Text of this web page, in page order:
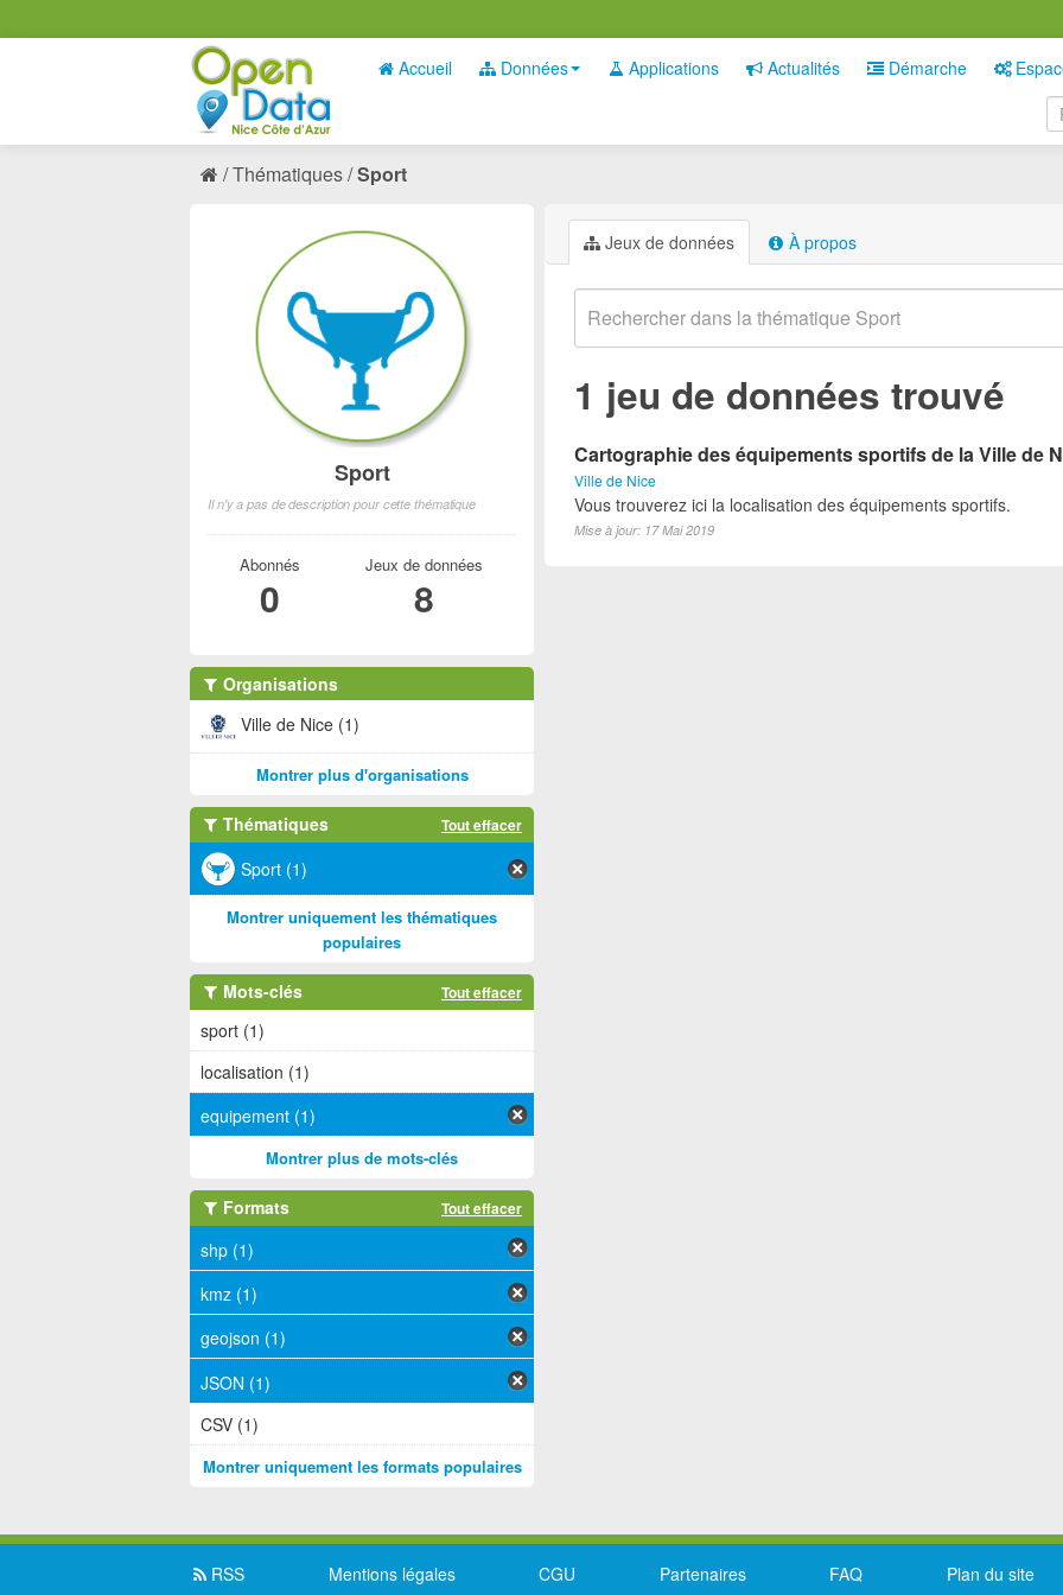
Accueil Données Applications Actualités Démarche
Thématiques Sport
Jeux de données À propos
1 jeu de données trouvé
Cartographie des équipements sportifs de la Ville de
Ville de Nice
Vous trouverez ici la localisation des équipements sportifs.
Mise à jour: 17 Mai 2019
Sport
Il n'y a pas de description pour cette thématique
Abonnés
0
Jeux de données
8
Organisations
Ville de Nice (1)
Montrer plus d'organisations
Thématiques Tout effacer
Sport (1)
Montrer uniquement les thématiques
populaires
Mots-clés Tout effacer
sport (1)
localisation (1)
equipement (1)
Montrer plus de mots-clés
Formats Tout effacer
shp (1)
kmz (1)
geojson (1)
JSON (1)
CSV (1)
Montrer uniquement les formats populaires
RSS Mentions légales CGU Partenaires FAQ Plan du site